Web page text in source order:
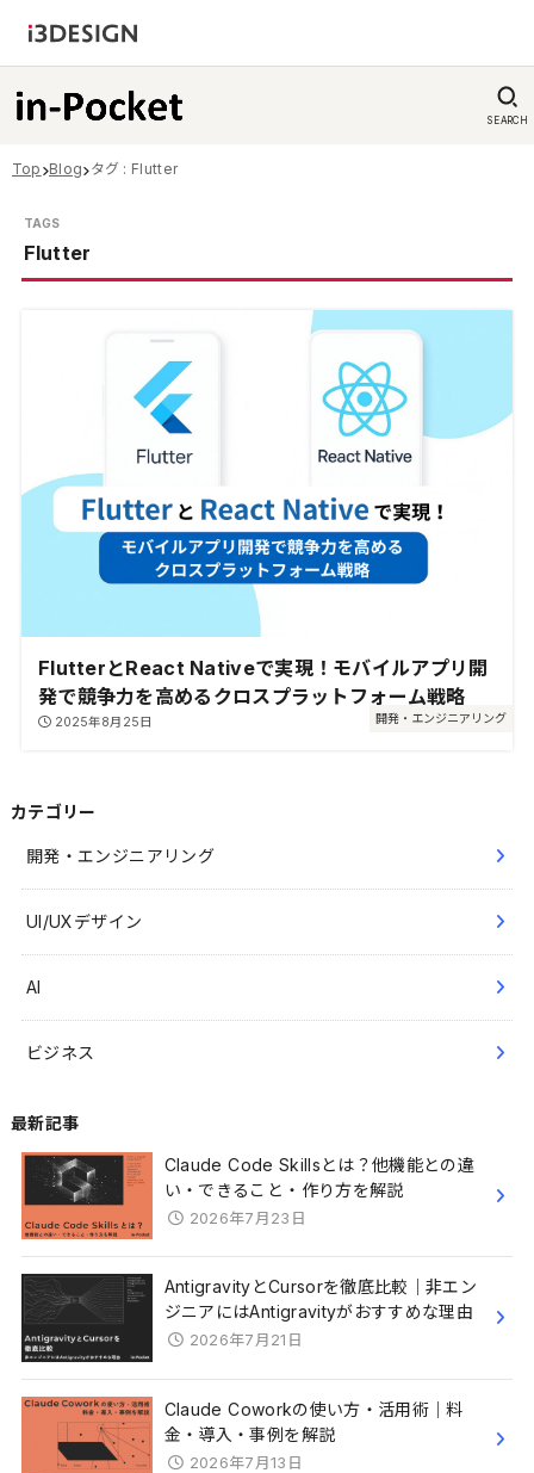
SEARCH
Top Blog タグ : Flutter
Flutter
開発・エンジニアリング
FlutterとReact Nativeで実現！モバイルアプリ開
発で競争力を高めるクロスプラットフォーム戦略
2025年8月25日
カテゴリー
開発・エンジニアリング
UI/UXデザイン
AI
ビジネス
最新記事
Claude Code Skillsとは？他機能との違
い・できること・作り方を解説
2026年7月23日
AntigravityとCursorを徹底比較｜非エン
ジニアにはAntigravityがおすすめな理由
2026年7月21日
Claude Coworkの使い方・活用術｜料
金・導入・事例を解説
2026年7月13日